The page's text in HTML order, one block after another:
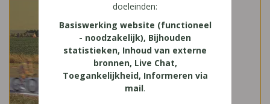
doeleinden:
Basiswerking website (functioneel
- noodzakelijk), Bijhouden
statistieken, Inhoud van externe
bronnen, Live Chat,
Toegankelijkheid, Informeren via
mail.